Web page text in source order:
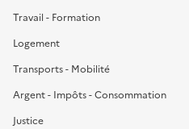
Travail - Formation
Logement
Transports - Mobilité
Argent - Impôts - Consommation
Justice